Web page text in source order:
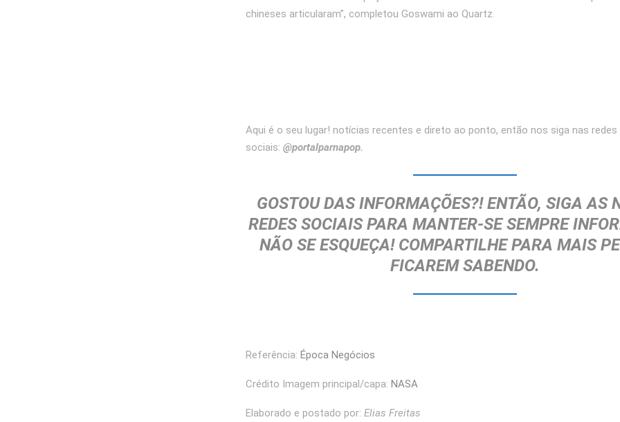
chineses articularam”, completou Goswami ao Quartz.
Aqui é o seu lugar! notícias recentes e direto ao ponto, então nos siga nas redes
sociais: @portalparnapop.
GOSTOU DAS INFORMAÇÕES?! ENTÃO, SIGA AS
REDES SOCIAIS PARA MANTER-SE SEMPRE
NÃO SE ESQUEÇA! COMPARTILHEPARA MAIS
FICAREM SABENDO.
Referência: Época Negócios
Crédito Imagem principal/capa: NASA
Elaborado e postado por: Elias Freitas